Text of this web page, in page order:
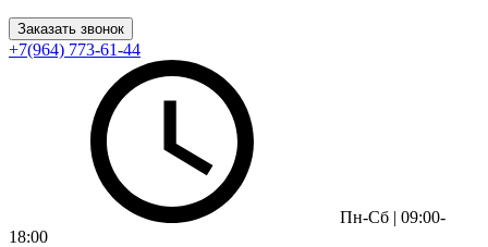
Заказать звонок
+7(964) 773-61-44
Пн-Сб | 09:00-
18:00